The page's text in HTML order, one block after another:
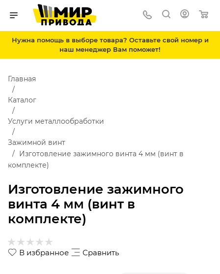
Нужна помощь в выборе товара? Оставьте свой номер и
наш менеджер Вам поможет!
Изготовление зажимного
винта 4 мм (винт в
комплекте)
Главная
Каталог
Услуги металлообработки
Зажимной винт
Изготовление зажимного винта 4 мм (винт в
комплекте)
В избранное Сравнить